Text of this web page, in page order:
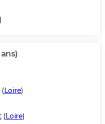
)
(Loire)
(Loire)